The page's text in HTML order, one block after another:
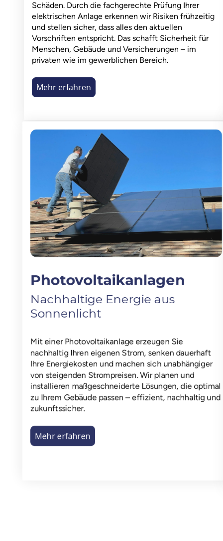
Schäden. Durch die fachgerechte Prüfung Ihrer
elektrischen Anlage erkennen wir Risiken frühzeitig
und stellen sicher, dass alles den aktuellen
Vorschriften entspricht. Das schafft Sicherheit für
Menschen, Gebäude und Versicherungen – im
privaten wie im gewerblichen Bereich.
Mehr erfahren
Photovoltaikanlagen
Nachhaltige Energie aus
Sonnenlicht
Mit einer Photovoltaikanlage erzeugen Sie
nachhaltig Ihren eigenen Strom, senken dauerhaft
Ihre Energiekosten und machen sich unabhängiger
von steigenden Strompreisen. Wir planen und
installieren maßgeschneiderte Lösungen, die optimal
zu Ihrem Gebäude passen – effizient, nachhaltig und
zukunftssicher.
Mehr erfahren